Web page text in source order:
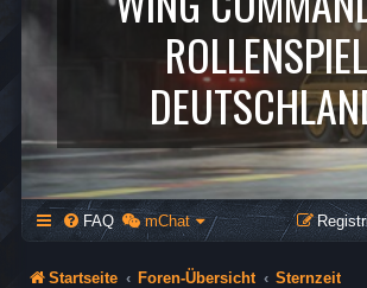
ROLLENSPIEL
FAQ mChat
Startseite Foren-Übersicht Sternzeit